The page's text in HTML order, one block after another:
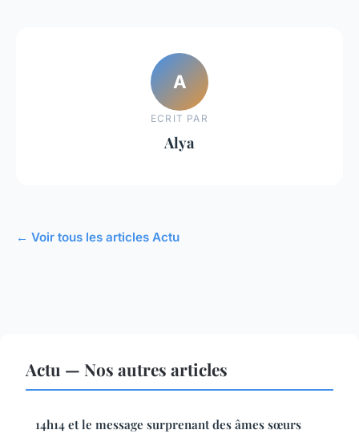
A
ECRIT PAR
Alya
← Voir tous les articles Actu
Actu — Nos autres articles
14h14 et le message surprenant des âmes sœurs